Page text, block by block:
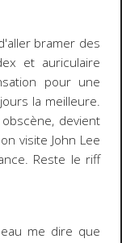
bramer des
et auriculaire
pour une
la meilleure.
devient
visite John Lee
Reste le riff
me dire que